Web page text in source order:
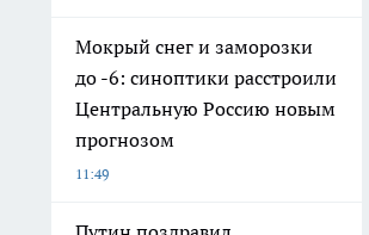
Мокрый снег и заморозки
до -6: синоптики расстроили
Центральную Россию новым
прогнозом
11:49